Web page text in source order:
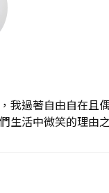
我過著自由自在且
生活中微笑的理由